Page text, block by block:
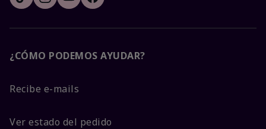
¿CÓMO PODEMOS AYUDAR?
Recibe e-mails
Ver estado del pedido